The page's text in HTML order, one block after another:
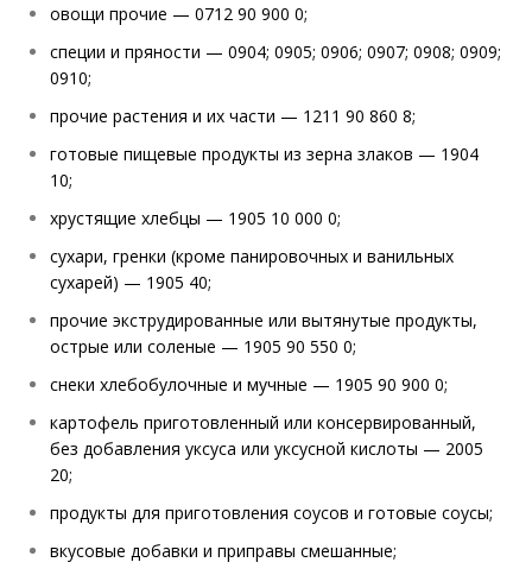
овощи прочие — 0712 90 900 0;
специи и пряности — 0904; 0905; 0906; 0907; 0908; 0909;
0910;
прочие растения и их части — 1211 90 860 8;
готовые пищевые продукты из зерна злаков — 1904
10;
хрустящие хлебцы — 1905 10 000 0;
сухари, гренки (кроме панировочных и ванильных
сухарей) — 1905 40;
прочие экструдированные или вытянутые продукты,
острые или соленые — 1905 90 550 0;
снеки хлебобулочные и мучные — 1905 90 900 0;
картофель приготовленный или консервированный,
без добавления уксуса или уксусной кислоты — 2005
20;
продукты для приготовления соусов и готовые соусы;
вкусовые добавки и приправы смешанные;